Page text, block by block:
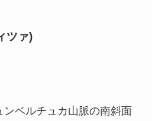
ツァ)
ベルチュカ山脈の南斜面